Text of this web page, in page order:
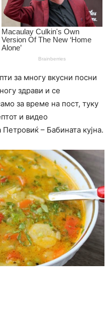
за многу вкусни посни
здрави и се
за време на пост, туку
и видео
– Бабината кујна.